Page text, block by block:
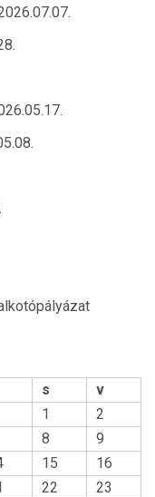
s
v
1
2
8
9
15
16
22
23